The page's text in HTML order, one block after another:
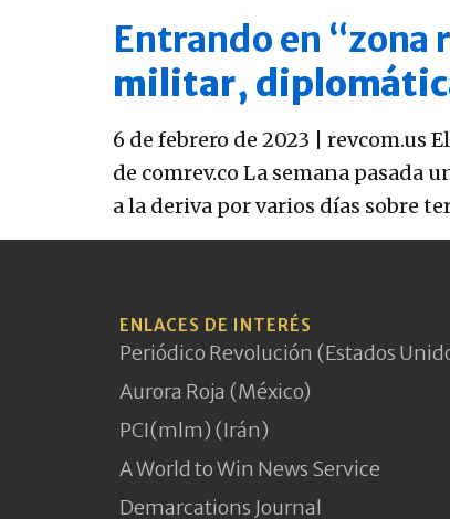
Entrando en “zona
militar,
6 de febrero de 2023 | revcom.us
de comrev.co La semana pasada
a la deriva por varios días sobre
ENLACES DE INTERÉS
Periódico Revolución (Estados
Aurora Roja (México)
PCI(mlm) (Irán)
A World to Win News Service
Demarcations Journal